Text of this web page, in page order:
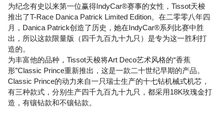
为纪念有史以来第一位赢得IndyCar®赛事的女性，Tissot天梭
推出了T-Race Danica Patrick Limited Edition。在二零零八年四
月，Danica Patrick创造了历史，她在IndyCar®系列比赛中胜
出，所以这款限量版（四千九百九十九只）是专为这一胜利打
造的。
为丰富他的品种，Tissot天梭将Art Deco艺术风格的“香蕉
形”Classic Prince重新推出，这是一款二十世纪早期的产品。
Classic Prince的动力来自一只瑞士生产的十七钻机械式机芯，
有三种款式，分别生产四千九百九十九只，都采用18K玫瑰金打
造，有镶钻款和不镶钻款。